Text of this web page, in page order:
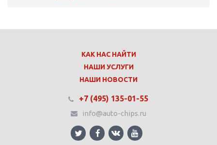
КАК НАС НАЙТИ
НАШИ УСЛУГИ
НАШИ НОВОСТИ
+7 (495) 135-01-55
info@auto-chips.ru